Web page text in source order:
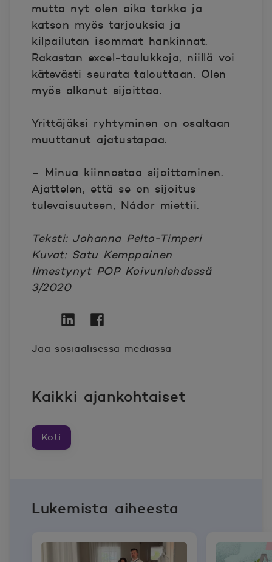
mutta nyt olen aika tarkka ja
katson myös tarjouksia ja
kilpailutan isommat hankinnat.
Rakastan excel-taulukkoja, niillä voi
kätevästi seurata talouttaan. Olen
myös alkanut sijoittaa.
Yrittäjäksi ryhtyminen on osaltaan
muuttanut ajatustapaa.
– Minua kiinnostaa sijoittaminen.
Ajattelen, että se on sijoitus
tulevaisuuteen, Nádor miettii.
Teksti: Johanna Pelto-Timperi
Kuvat: Satu Kemppainen
Ilmestynyt POP Koivunlehdessä
3/2020
Jaa sosiaalisessa mediassa
Kaikki ajankohtaiset
Koti
Lukemista aiheesta